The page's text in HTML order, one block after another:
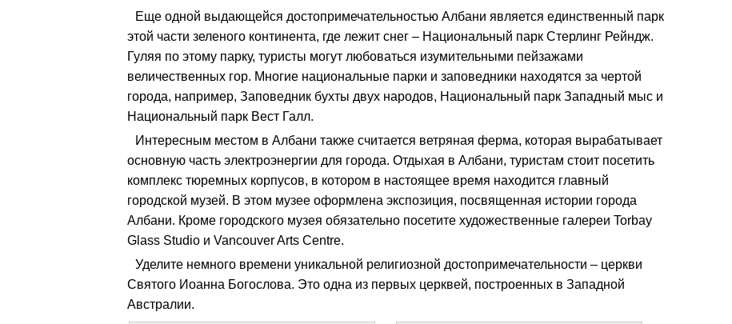
Еще одной выдающейся достопримечательностью Албани является единственный парк
этой части зеленого континента, где лежит снег – Национальный парк Стерлинг Рейндж.
Гуляя по этому парку, туристы могут любоваться изумительными пейзажами
величественных гор. Многие национальные парки и заповедники находятся за чертой
города, например, Заповедник бухты двух народов, Национальный парк Западный мыс и
Национальный парк Вест Галл.
Интересным местом в Албани также считается ветряная ферма, которая вырабатывает
основную часть электроэнергии для города. Отдыхая в Албани, туристам стоит посетить
комплекс тюремных корпусов, в котором в настоящее время находится главный
городской музей. В этом музее оформлена экспозиция, посвященная истории города
Албани. Кроме городского музея обязательно посетите художественные галереи Torbay
Glass Studio и Vancouver Arts Centre.
Уделите немного времени уникальной религиозной достопримечательности – церкви
Святого Иоанна Богослова. Это одна из первых церквей, построенных в Западной
Австралии.